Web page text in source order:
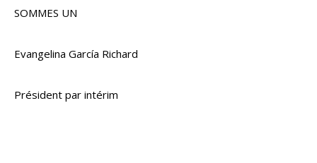
SOMMES UN
Evangelina García Richard
Président par intérim